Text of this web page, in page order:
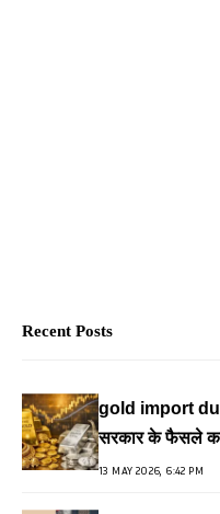
Recent Posts
gold import
सरकार के फैसले
13 MAY 2026, 6:42 PM